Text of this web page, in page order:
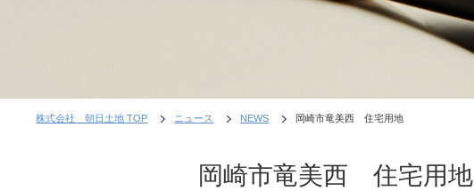
株式会社 朝日土地 TOP ニュース NEWS 岡崎市竜美西 住宅用地
岡崎市竜美西 住宅用地